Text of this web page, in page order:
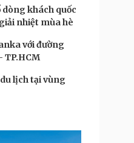
khách quốc
nhiệt mùa hè
với đường
TP.HCM
lịch tại vùng